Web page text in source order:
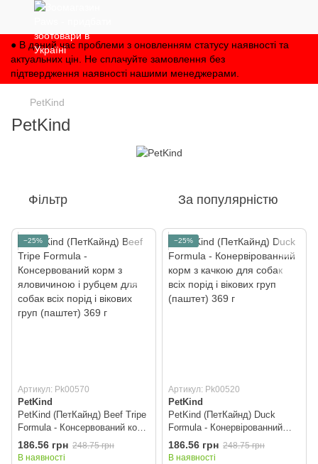
● В даний час проблеми з оновленням статусу наявності та
актуальних цін. Не сплачуйте замовлення без
підтвердження наявності нашими менеджерами.
PetKind
PetKind
Фільтр За популярністю
−25%
Артикул: Pk00570
PetKind
PetKind (ПетКайнд) Beef Tripe
Formula - Консервований корм
з яловичиною і рубцем для
собак всіх порід і вікових груп
186.56 грн 248.75 грн
В наявності
−25%
Артикул: Pk00520
PetKind
PetKind (ПетКайнд) Duck
Formula - Конервірованний
корм з качкою для собак всіх
порід і вікових груп (паштет)
186.56 грн 248.75 грн
В наявності